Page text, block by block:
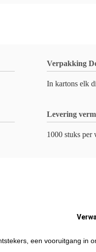
Verpakking
In kartons elk
Levering
1000 stuks per
een vooruitgang in